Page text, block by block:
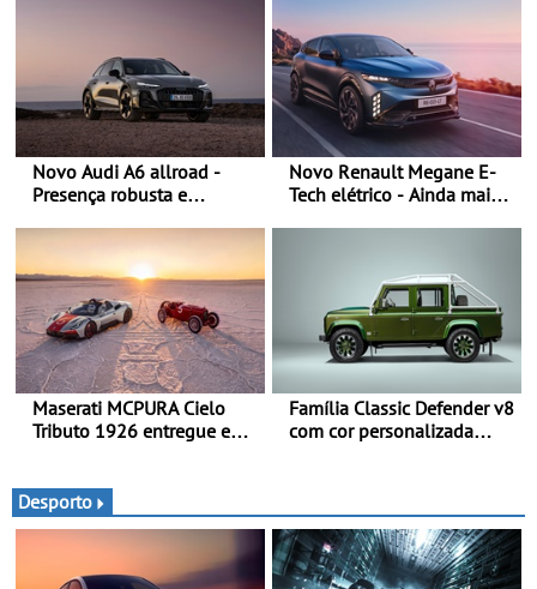
Novo Audi A6 allroad -
Presença robusta e
larga e distintiva
combinada com elementos
de design específicos da
versão allroad
Novo Renault Megane E-
Tech elétrico - Ainda mais
Maserati MCPURA Cielo
Tributo 1926 entregue em
Família Classic Defender v8
com cor personalizada
Desporto